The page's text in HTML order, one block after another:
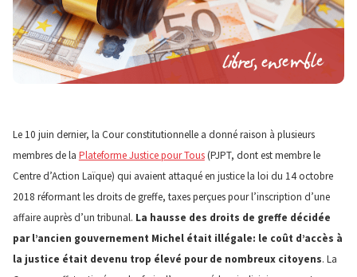
Le 10 juin dernier, la Cour constitutionnelle a donné raison à plusieurs
membres de la Plateforme Justice pour Tous(PJPT, dont est membre le
Centre d’Action Laïque) qui avaient attaqué en justice la loi du 14 octobre
2018 réformant les droits de greffe, taxes perçues pour l’inscription d’une
affaire auprès d’un tribunal. La hausse des droits de greffe décidée
par l’ancien gouvernement Michel était illégale: le coût d’accès à
la justice était devenu trop élevé pour de nombreux citoyens. La